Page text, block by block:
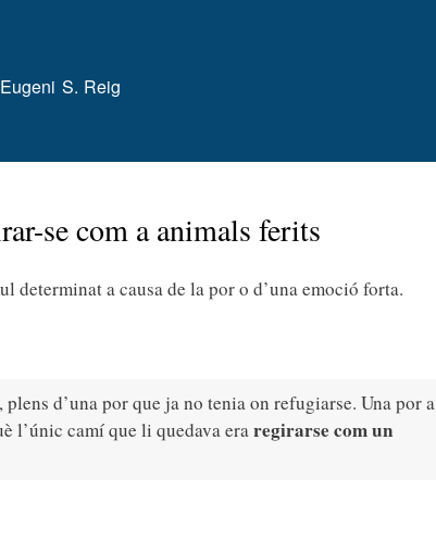
Eugeni S. Reig
se com a animals ferits
a causa de la por o d’una emoció forta.
d’una por que ja no tenia on refugiarse. Una por a
l’únic camí que li quedava eraregirarse com un